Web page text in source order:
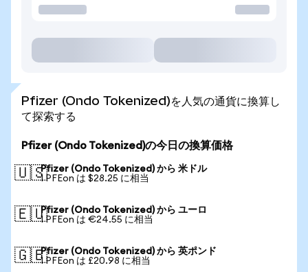
Pfizer (Ondo Tokenized)を人気の通貨に換算し
て探索する
Pfizer (Ondo Tokenized)の今日の換算価格
🇺🇸Pfizer (Ondo Tokenized) から 米ドル
1 PFEon は $28.25 に相当
🇪🇺Pfizer (Ondo Tokenized) から ユーロ
1 PFEon は €24.55 に相当
🇬🇧Pfizer (Ondo Tokenized) から 英ポンド
1 PFEon は £20.98 に相当